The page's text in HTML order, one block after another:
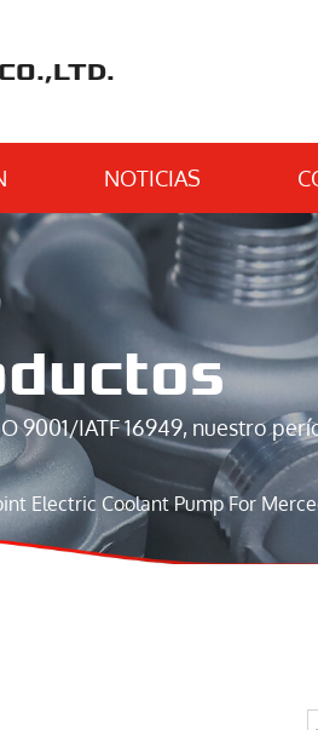
NOTICIAS
IATF 16949, nuestro
Electric Coolant Pump For